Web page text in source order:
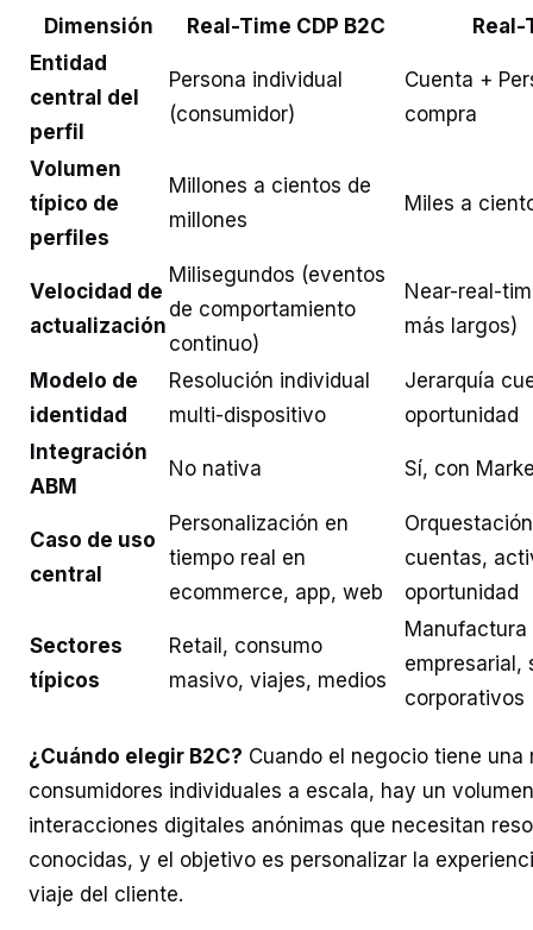
Dimensión Real-Time CDP B2C
Real-
Entidad
central del
perfil
Persona individual
(consumidor)
Cuenta +
compra
Volumen
típico de
perfiles
Millones a cientos de
millones
Miles a
Velocidad de
actualización
Milisegundos (eventos
de comportamiento
continuo)
Near-real-
más largos)
Modelo de
identidad
Resolución individual
multi-dispositivo
Jerarquía
oportunidad
Integración
ABM
No nativa Sí, con
Caso de uso
central
Personalización en
tiempo real en
ecommerce, app, web
cuentas,
oportunidad
Sectores
típicos
Retail, consumo
masivo, viajes, medios
Manufactura
empresarial,
corporativos
¿Cuándo elegir B2C? Cuando el negocio tiene
consumidores individuales a escala, hay un
interacciones digitales anónimas que necesitan
conocidas, y el objetivo es personalizar la
viaje del cliente.